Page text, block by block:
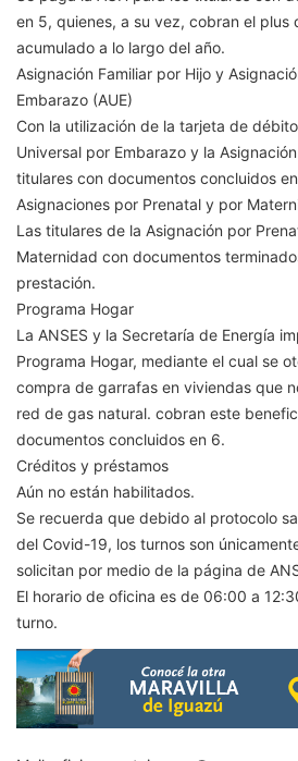
en 5, quienes, a su vez, cobran el plus
acumulado a lo largo del año.
Asignación Familiar por Hijo y
Embarazo (AUE)
Con la utilización de la tarjeta de
Universal por Embarazo y la
titulares con documentos concluidos
Asignaciones por Prenatal y por
Las titulares de la Asignación por
Maternidad con documentos
prestación.
Programa Hogar
La ANSES y la Secretaría de Energía
Programa Hogar, mediante el cual se
compra de garrafas en viviendas que
red de gas natural. cobran este
documentos concluidos en 6.
Créditos y préstamos
Aún no están habilitados.
Se recuerda que debido al protocolo
del Covid-19, los turnos son
solicitan por medio de la página de
El horario de oficina es de 06:00 a
turno.